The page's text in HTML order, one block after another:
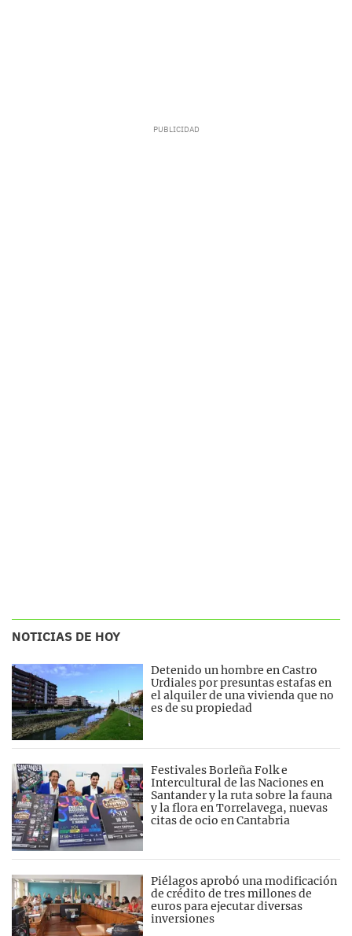
NOTICIAS DE HOY
Detenido un hombre en Castro
Urdiales por presuntas estafas en
el alquiler de una vivienda que no
es de su propiedad
Festivales Borleña Folk e
Intercultural de las Naciones en
Santander y la ruta sobre la fauna
y la flora en Torrelavega, nuevas
citas de ocio en Cantabria
Piélagos aprobó una modificación
de crédito de tres millones de
euros para ejecutar diversas
inversiones